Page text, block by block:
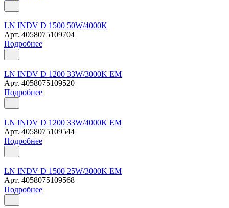
LN INDV D 1500 50W/4000K
Арт. 4058075109704
Подробнее
LN INDV D 1200 33W/3000K EM
Арт. 4058075109520
Подробнее
LN INDV D 1200 33W/4000K EM
Арт. 4058075109544
Подробнее
LN INDV D 1500 25W/3000K EM
Арт. 4058075109568
Подробнее